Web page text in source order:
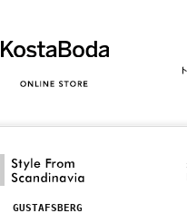
GUSTAFSBERG